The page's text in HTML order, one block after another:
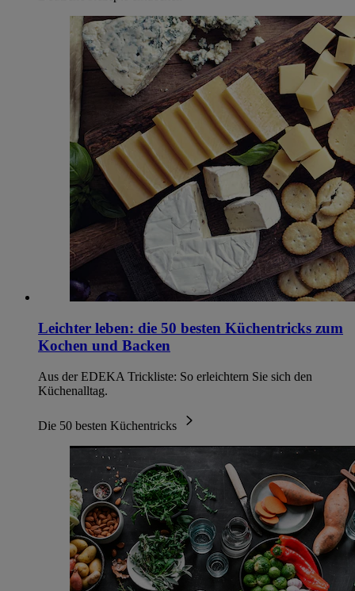
Leichter leben: die 50 besten Küchentricks zum
Kochen und Backen
Aus der EDEKA Trickliste: So erleichtern Sie sich den
Küchenalltag.
Die 50 besten Küchentricks